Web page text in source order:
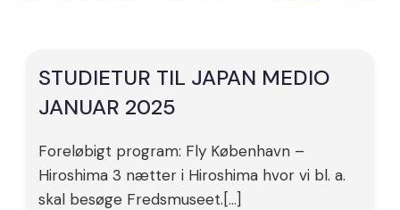
STUDIETUR TIL JAPAN MEDIO
JANUAR 2025
Foreløbigt program: Fly København –
Hiroshima 3 nætter i Hiroshima hvor vi bl. a.
skal besøge Fredsmuseet.[…]